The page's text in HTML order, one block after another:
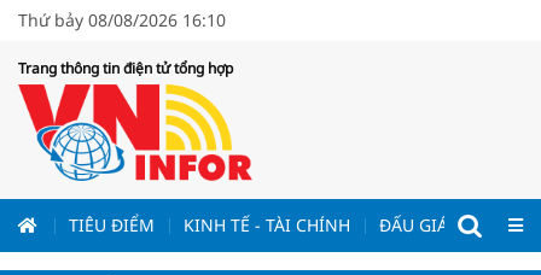
Thứ bảy 08/08/2026 16:10
Trang thông tin điện tử tổng hợp
TIÊU ĐIỂM KINH TẾ - TÀI CHÍNH ĐẤU GIÁ - ĐẤU